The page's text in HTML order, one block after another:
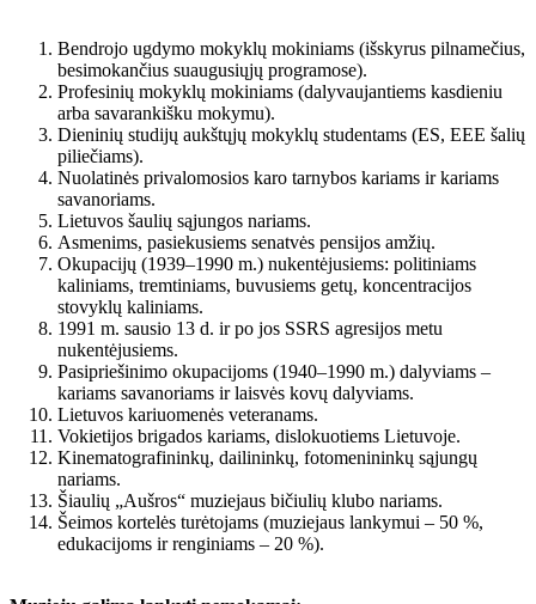
Bendrojo ugdymo mokyklų mokiniams (išskyrus pilnamečius,
besimokančius suaugusiųjų programose).
Profesinių mokyklų mokiniams (dalyvaujantiems kasdieniu
arba savarankišku mokymu).
Dieninių studijų aukštųjų mokyklų studentams (ES, EEE šalių
piliečiams).
Nuolatinės privalomosios karo tarnybos kariams ir kariams
savanoriams.
Lietuvos šaulių sąjungos nariams.
Asmenims, pasiekusiems senatvės pensijos amžių.
Okupacijų (1939–1990 m.) nukentėjusiems: politiniams
kaliniams, tremtiniams, buvusiems getų, koncentracijos
stovyklų kaliniams.
1991 m. sausio 13 d. ir po jos SSRS agresijos metu
nukentėjusiems.
Pasipriešinimo okupacijoms (1940–1990 m.) dalyviams –
kariams savanoriams ir laisvės kovų dalyviams.
Lietuvos kariuomenės veteranams.
Vokietijos brigados kariams, dislokuotiems Lietuvoje.
Kinematografininkų, dailininkų, fotomenininkų sąjungų
nariams.
Šiaulių „Aušros“ muziejaus bičiulių klubo nariams.
Šeimos kortelės turėtojams (muziejaus lankymui – 50 %,
edukacijoms ir renginiams – 20 %).